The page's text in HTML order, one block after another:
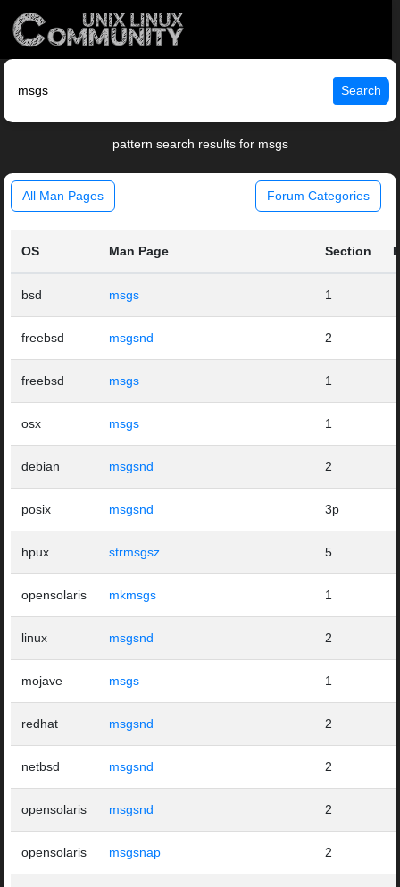
Search
pattern search results for msgs
All Man Pages Forum Categories
OS Man Page Section
bsd msgs 1
freebsd msgsnd 2
freebsd msgs 1
osx msgs 1
debian msgsnd 2
posix msgsnd 3p
hpux strmsgsz 5
opensolaris mkmsgs 1
linux msgsnd 2
mojave msgs 1
redhat msgsnd 2
netbsd msgsnd 2
opensolaris msgsnd 2
opensolaris msgsnap 2